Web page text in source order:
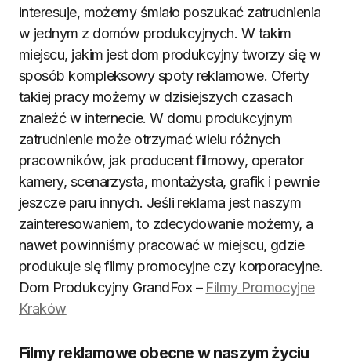
interesuje, możemy śmiało poszukać zatrudnienia
w jednym z domów produkcyjnych. W takim
miejscu, jakim jest dom produkcyjny tworzy się w
sposób kompleksowy spoty reklamowe. Oferty
takiej pracy możemy w dzisiejszych czasach
znaleźć w internecie. W domu produkcyjnym
zatrudnienie może otrzymać wielu różnych
pracowników, jak producent filmowy, operator
kamery, scenarzysta, montażysta, grafik i pewnie
jeszcze paru innych. Jeśli reklama jest naszym
zainteresowaniem, to zdecydowanie możemy, a
nawet powinniśmy pracować w miejscu, gdzie
produkuje się filmy promocyjne czy korporacyjne.
Dom Produkcyjny GrandFox – Filmy Promocyjne
Kraków
Filmy reklamowe obecne w naszym życiu